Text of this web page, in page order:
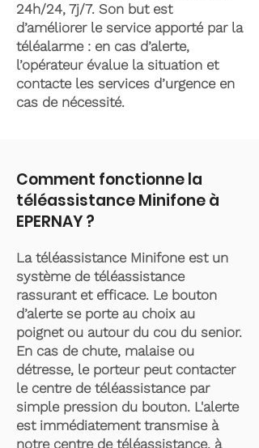
24h/24, 7j/7. Son but est
d’améliorer le service apporté par la
téléalarme : en cas d’alerte,
l’opérateur évalue la situation et
contacte les services d’urgence en
cas de nécessité.
Comment fonctionne la
téléassistance Minifone à
EPERNAY ?
La téléassistance Minifone est un
système de téléassistance
rassurant et efficace. Le bouton
d’alerte se porte au choix au
poignet ou autour du cou du senior.
En cas de chute, malaise ou
détresse, le porteur peut contacter
le centre de téléassistance par
simple pression du bouton. L'alerte
est immédiatement transmise à
notre centre de téléassistance, à